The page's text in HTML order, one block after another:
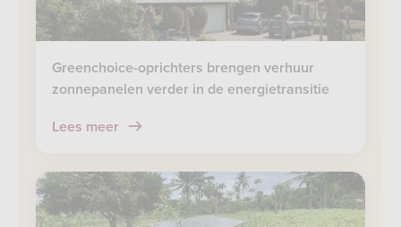
Greenchoice-oprichters brengen verhuur
zonnepanelen verder in de energietransitie
Lees meer